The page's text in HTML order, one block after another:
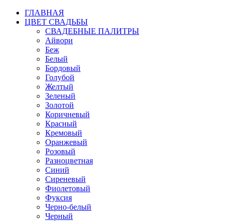
ГЛАВНАЯ
ЦВЕТ СВАДЬБЫ
СВАДЕБНЫЕ ПАЛИТРЫ
Айвори
Беж
Белый
Бордовый
Голубой
Желтый
Зеленый
Золотой
Коричневый
Красный
Кремовый
Оранжевый
Розовый
Разноцветная
Синий
Сиреневый
Фиолетовый
Фуксия
Черно-белый
Черный